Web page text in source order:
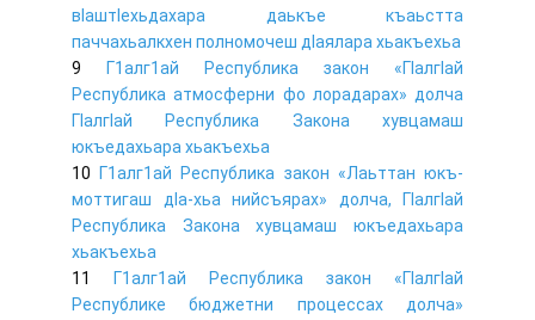
вIаштIехьдахара даькъе къаьстта
паччахьалкхен полномочеш дIаялара хьакъехьа
9
Г1алг1ай Республика закон «ГIалгIай
Республика атмосферни фо лорадарах» долча
ГIалгIай Республика Закона хувцамаш
юкъедахьара хьакъехьа
10
Г1алг1ай Республика закон «Лаьттан юкъ-
моттигаш дIа-хьа нийсъярах» долча, ГIалгIай
Республика Закона хувцамаш юкъедахьара
хьакъехьа
11
Г1алг1ай Республика закон «ГIалгIай
Республике бюджетни процессах долча»